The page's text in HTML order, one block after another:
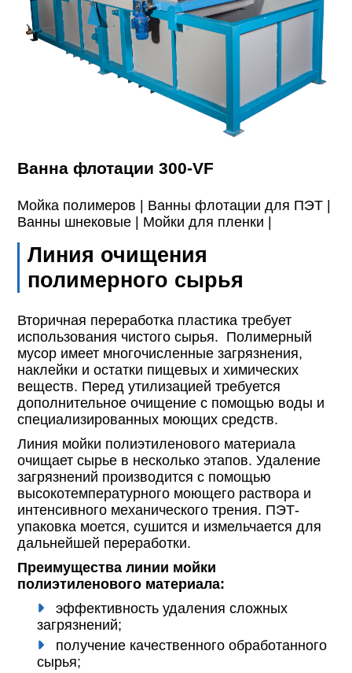
Ванна флотации 300-VF
Мойка полимеров | Ванны флотации для ПЭТ |
Ванны шнековые | Мойки для пленки |
Линия очищения
полимерного сырья
Вторичная переработка пластика требует
использования чистого сырья. Полимерный
мусор имеет многочисленные загрязнения,
наклейки и остатки пищевых и химических
веществ. Перед утилизацией требуется
дополнительное очищение с помощью воды и
специализированных моющих средств.
Линия мойки полиэтиленового материала
очищает сырье в несколько этапов. Удаление
загрязнений производится с помощью
высокотемпературного моющего раствора и
интенсивного механического трения. ПЭТ-
упаковка моется, сушится и измельчается для
дальнейшей переработки.
Преимущества линии мойки
полиэтиленового материала:
эффективность удаления сложных
загрязнений;
получение качественного обработанного
сырья;